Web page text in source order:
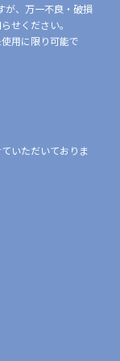
が、万一不良・破損
せください。
用に限り可能で
いただいておりま